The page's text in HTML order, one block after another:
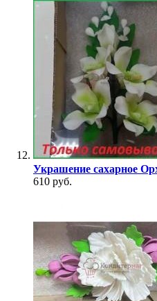
Украшение сахарное
610 руб.